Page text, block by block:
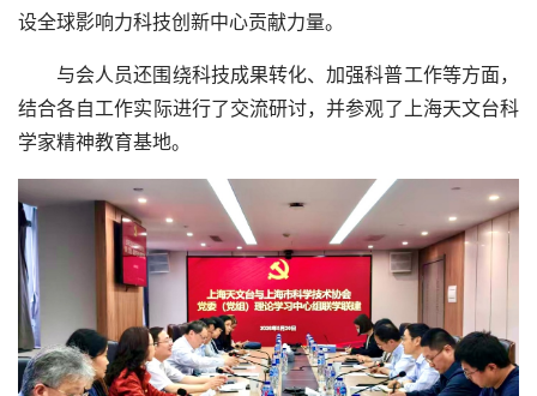
设全球影响力科技创新中心贡献力量。
与会人员还围绕科技成果转化、加强科普工作等方面，
结合各自工作实际进行了交流研讨，并参观了上海天文台科
学家精神教育基地。